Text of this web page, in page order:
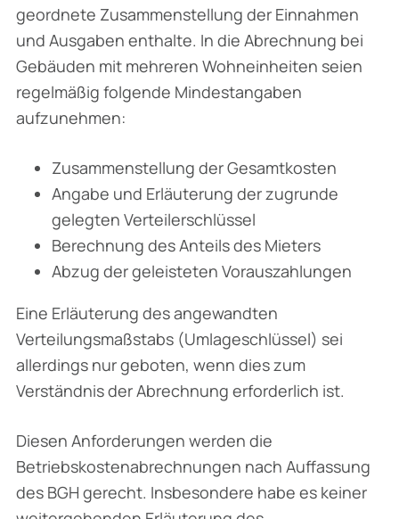
geordnete Zusammenstellung der Einnahmen
und Ausgaben enthalte. In die Abrechnung bei
Gebäuden mit mehreren Wohneinheiten seien
regelmäßig folgende Mindestangaben
aufzunehmen:
Zusammenstellung der Gesamtkosten
Angabe und Erläuterung der zugrunde
gelegten Verteilerschlüssel
Berechnung des Anteils des Mieters
Abzug der geleisteten Vorauszahlungen
Eine Erläuterung des angewandten
Verteilungsmaßstabs (Umlageschlüssel) sei
allerdings nur geboten, wenn dies zum
Verständnis der Abrechnung erforderlich ist.
Diesen Anforderungen werden die
Betriebskostenabrechnungen nach Auffassung
des BGH gerecht. Insbesondere habe es keiner